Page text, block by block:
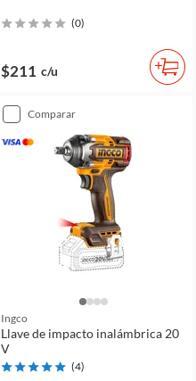
(0)
$211 c/u
comparar
Ingco
Llave de impacto inalámbrica 20
V
(4)